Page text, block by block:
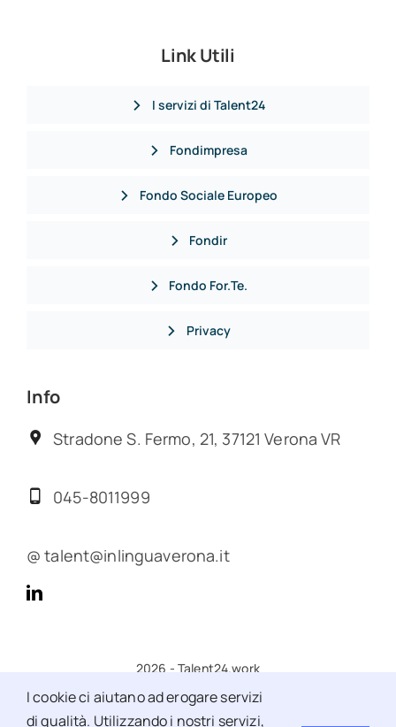
Link Utili
I servizi di Talent24
Fondimpresa
Fondo Sociale Europeo
Fondir
Fondo For.Te.
Privacy
Info
Stradone S. Fermo, 21, 37121 Verona VR
045-8011999
@ talent@inlinguaverona.it
2026 - Talent24.work
I cookie ci aiutano ad erogare servizi
di qualità. Utilizzando i nostri servizi,